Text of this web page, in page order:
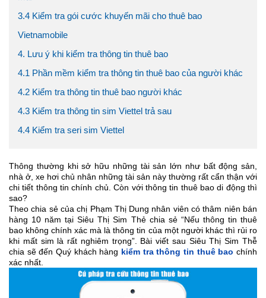
3.4 Kiểm tra gói cước khuyến mãi cho thuê bao
Vietnamobile
4. Lưu ý khi kiểm tra thông tin thuê bao
4.1 Phần mềm kiểm tra thông tin thuê bao của người khác
4.2 Kiểm tra thông tin thuê bao người khác
4.3 Kiểm tra thông tin sim Viettel trả sau
4.4 Kiểm tra seri sim Viettel
Thông thường khi sở hữu những tài sản lớn như bất động sản,
nhà ở, xe hơi chủ nhân những tài sản này thường rất cẩn thận với
chi tiết thông tin chính chủ. Còn với thông tin thuê bao di động thì
sao?
Theo chia sẻ của chị Phạm Thị Dung nhân viên có thâm niên bán
hàng 10 năm tại Siêu Thị Sim Thẻ chia sẻ “Nếu thông tin thuê
bao không chính xác mà là thông tin của một người khác thì rủi ro
khi mất sim là rất nghiêm trọng”. Bài viết sau Siêu Thị Sim Thễ
chia sẽ đến Quý khách hàng kiểm tra thông tin thuê bao chính
xác nhất.